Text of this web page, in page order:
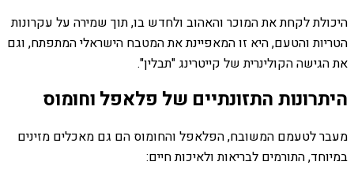
היכולת לקחת את המוכר והאהוב ולחדש בו, תוך שמירה על עקרונות
הטריות והטעם, היא זו המאפיינת את המטבח הישראלי המתפתח, וגם
את הגישה הקולינרית של קייטרינג "תבלין".
היתרונות התזונתיים של פלאפל וחומוס
מעבר לטעמם המשובח, הפלאפל והחומוס הם גם מאכלים מזינים
במיוחד, התורמים לבריאות ולאיכות חיים: